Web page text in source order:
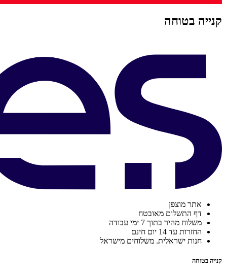
קנייה בטוחה
אתר מוצפן
דף התשלום מאובטח
משלוח מהיר בתוך 7 ימי עבודה
החזרות עד 14 יום חינם
חנות ישראלית. משלוחים מישראל
קנייה בטוחה